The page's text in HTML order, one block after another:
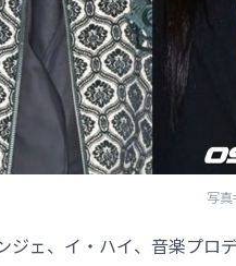
写真
ジェ、イ・ハイ、音楽プロ